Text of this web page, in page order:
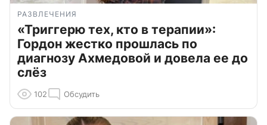
РАЗВЛЕЧЕНИЯ
«Триггерю тех, кто в терапии»:
Гордон жестко прошлась по
диагнозу Ахмедовой и довела ее до
слёз
102 Обсудить